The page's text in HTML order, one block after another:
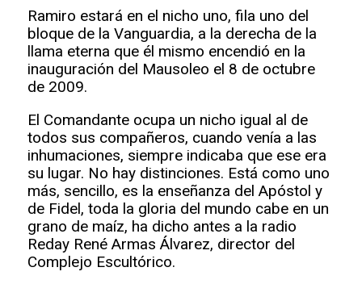
Ramiro estará en el nicho uno, fila uno del
bloque de la Vanguardia, a la derecha de la
llama eterna que él mismo encendió en la
inauguración del Mausoleo el 8 de octubre
de 2009.
El Comandante ocupa un nicho igual al de
todos sus compañeros, cuando venía a las
inhumaciones, siempre indicaba que ese era
su lugar. No hay distinciones. Está como uno
más, sencillo, es la enseñanza del Apóstol y
de Fidel, toda la gloria del mundo cabe en un
grano de maíz, ha dicho antes a la radio
Reday René Armas Álvarez, director del
Complejo Escultórico.